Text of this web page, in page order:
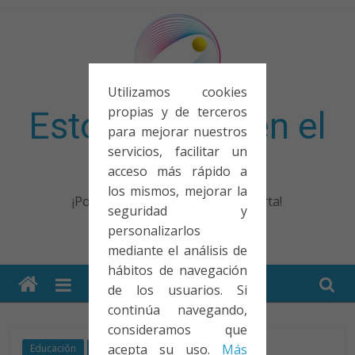
Utilizamos cookies
propias y de terceros
para mejorar nuestros
servicios, facilitar un
acceso más rápido a
los mismos, mejorar la
seguridad y
personalizarlos
mediante el análisis de
hábitos de navegación
de los usuarios. Si
continúa navegando,
consideramos que
acepta su uso. Más
Esto no entra en el
examen
¡Porque no solo el examen importa!
Educación Reflexión